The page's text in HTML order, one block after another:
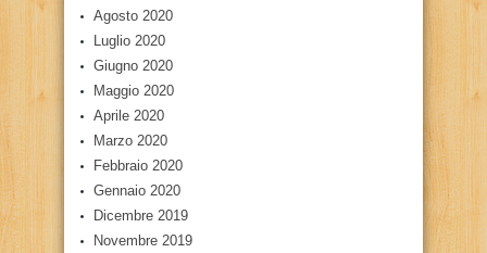
Agosto 2020
Luglio 2020
Giugno 2020
Maggio 2020
Aprile 2020
Marzo 2020
Febbraio 2020
Gennaio 2020
Dicembre 2019
Novembre 2019